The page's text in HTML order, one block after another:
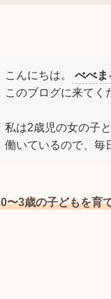
こんにちは。 べべま
このブログに来てく
私は2歳児の女の子
働いているので、毎
0〜3歳の子どもを育